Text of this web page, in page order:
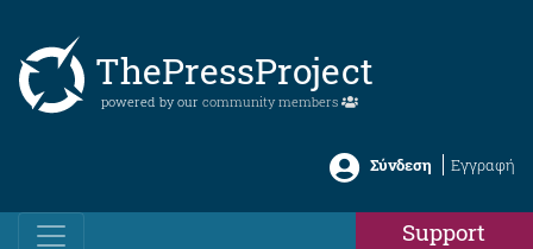
ThePressProject
powered by our community members
Σύνδεση Εγγραφή
Support